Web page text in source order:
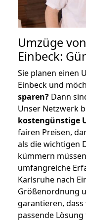
Umzüge
Einbeck:
Sie planen einen
Einbeck und
sparen? Dann
Unser Netzwerk
kostengünstige
fairen Preisen,
als die wichtigen
kümmern
umfangreiche
Karlsruhe nach
Größenordnung
garantieren,
passende